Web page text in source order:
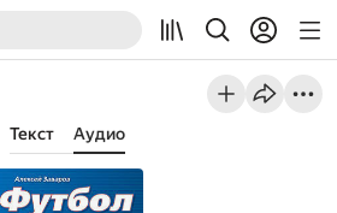
Текст Аудио